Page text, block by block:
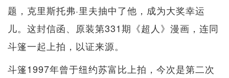
题，克里斯托弗·里夫抽中了他，成为大奖幸运
儿。这封信函、原装第331期《超人》漫画，连同
斗篷一起上拍，以证来源。
斗篷1997年曾于纽约苏富比上拍，今次是第二次